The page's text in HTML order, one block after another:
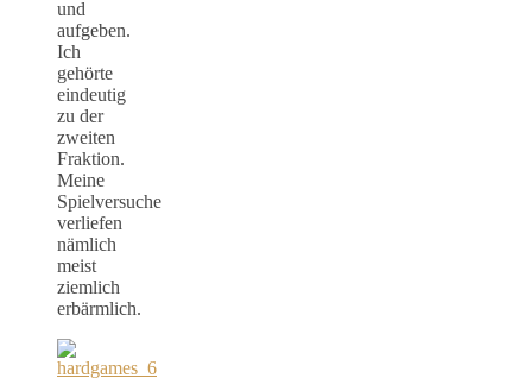
und
aufgeben.
Ich
gehörte
eindeutig
zu der
zweiten
Fraktion.
Meine
Spielversuche
verliefen
nämlich
meist
ziemlich
erbärmlich.